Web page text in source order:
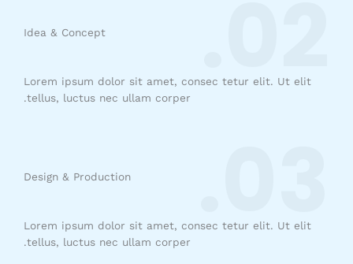
Idea & Concept
Lorem ipsum dolor sit amet, consec tetur elit. Ut elit
tellus, luctus nec ullam corper.
Design & Production​
Lorem ipsum dolor sit amet, consec tetur elit. Ut elit
tellus, luctus nec ullam corper.